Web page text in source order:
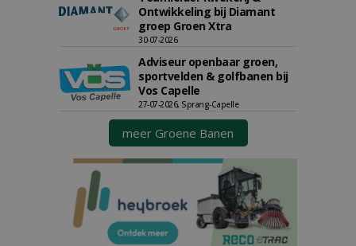
Ontwikkeling bij Diamant
groep Groen Xtra
30-07-2026
Adviseur openbaar groen,
sportvelden & golfbanen bij
Vos Capelle
27-07-2026, Sprang-Capelle
meer Groene Banen